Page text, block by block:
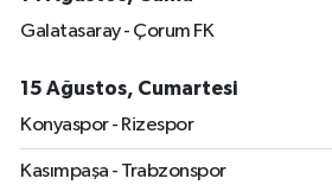
Galatasaray - Çorum FK
15 Ağustos, Cumartesi
Konyaspor - Rizespor
Kasımpaşa - Trabzonspor